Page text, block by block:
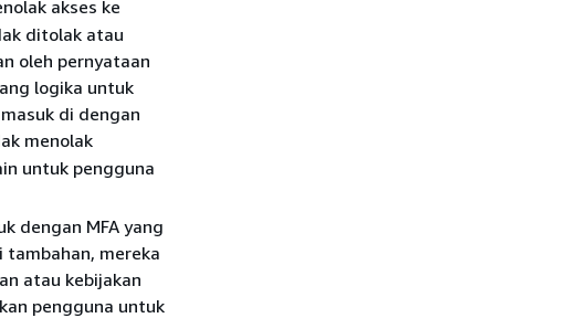
akses ke
ditolak atau
oleh pernyataan
logika untuk
di dengan
menolak
untuk pengguna
dengan MFA yang
mereka
atau kebijakan
pengguna untuk